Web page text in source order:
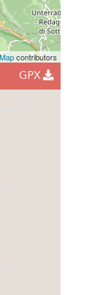
contributors
GPX